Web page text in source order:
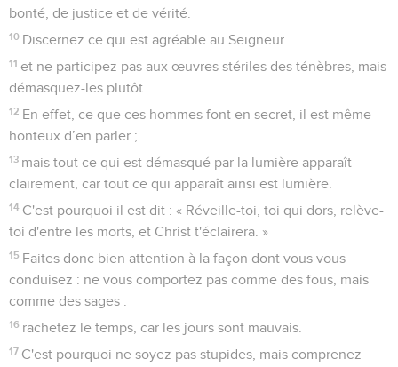
bonté, de justice et de vérité.
10 Discernez ce qui est agréable au Seigneur
11 et ne participez pas aux œuvres stériles des ténèbres, mais
démasquez-les plutôt.
12 En effet, ce que ces hommes font en secret, il est même
honteux d’en parler ;
13 mais tout ce qui est démasqué par la lumière apparaît
clairement, car tout ce qui apparaît ainsi est lumière.
14 C'est pourquoi il est dit : « Réveille-toi, toi qui dors, relève-
toi d'entre les morts, et Christ t'éclairera. »
15 Faites donc bien attention à la façon dont vous vous
conduisez : ne vous comportez pas comme des fous, mais
comme des sages :
16 rachetez le temps, car les jours sont mauvais.
17 C'est pourquoi ne soyez pas stupides, mais comprenez